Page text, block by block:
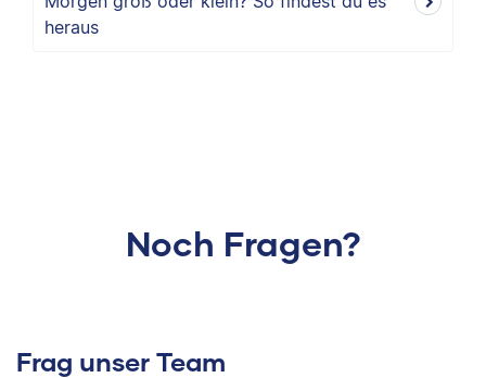
heraus
Noch Fragen?
Frag unser Team